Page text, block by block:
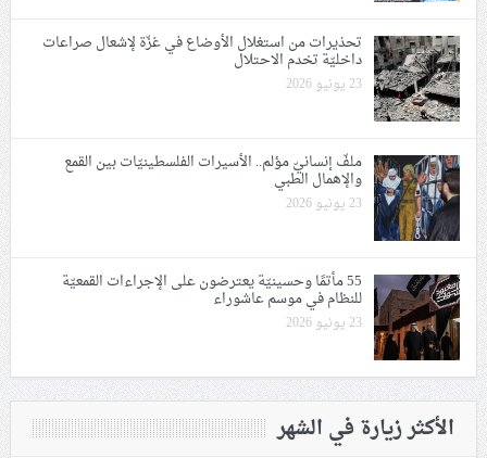
تحذيرات من استغلال الأوضاع في غزّة لإشعال صراعات
داخليّة تخدم الاحتلال
23 يونيو 2026
ملفّ إنسانيّ مؤلم.. الأسيرات الفلسطينيّات بين القمع
والإهمال الطبي
23 يونيو 2026
55 مأتمًا وحسينيّة يعترضون على الإجراءات القمعيّة
للنظام في موسم عاشوراء
23 يونيو 2026
الأكثر زيارة في الشهر